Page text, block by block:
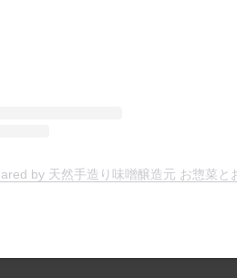
by 天然手造り味噌醸造元 お惣菜